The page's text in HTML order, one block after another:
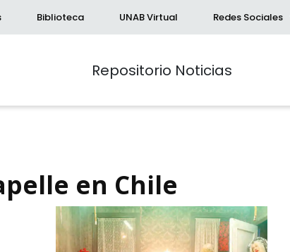
Biblioteca UNAB Virtual Redes Sociales
Repositorio Noticias
en Chile